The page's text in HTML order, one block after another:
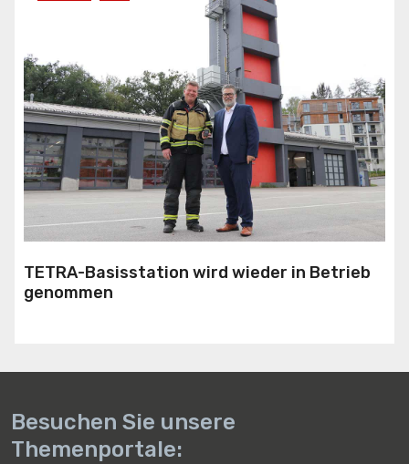
TETRA-Basisstation wird wieder in Betrieb
genommen
Besuchen Sie unsere
Themenportale: